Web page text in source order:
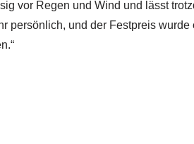
vor Regen und Wind und lässt
persönlich, und der Festpreis wurde